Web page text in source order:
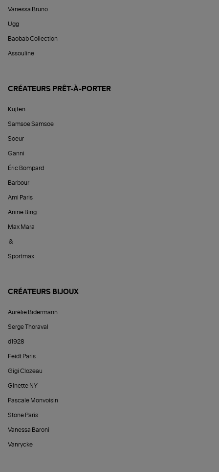
Vanessa Bruno
Ugg
Baobab Collection
Assouline
CRÉATEURS PRÊT-À-PORTER
Kujten
Samsoe Samsoe
Soeur
Ganni
Éric Bompard
Barbour
Ami Paris
Anine Bing
Max Mara
&
Sportmax
CRÉATEURS BIJOUX
Aurélie Bidermann
Serge Thoraval
d1928
Feidt Paris
Gigi Clozeau
Ginette NY
Pascale Monvoisin
Stone Paris
Vanessa Baroni
Vanrycke